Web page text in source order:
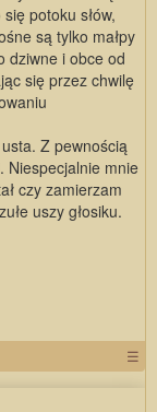
potoku słów,
są tylko małpy
dziwne i obce od
się przez chwilę
Z pewnością
Niespecjalnie mnie
czy zamierzam
uszy głosiku.
☰